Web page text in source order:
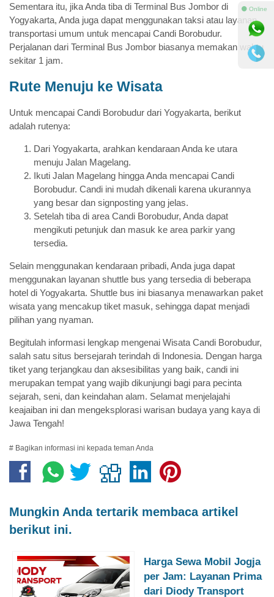
Sementara itu, jika Anda tiba di Terminal Bus Jombor di
Yogyakarta, Anda juga dapat menggunakan taksi atau layanan
transportasi umum untuk mencapai Candi Borobudur.
Perjalanan dari Terminal Bus Jombor biasanya memakan waktu
sekitar 1 jam.
Rute Menuju ke Wisata
Untuk mencapai Candi Borobudur dari Yogyakarta, berikut
adalah rutenya:
Dari Yogyakarta, arahkan kendaraan Anda ke utara
menuju Jalan Magelang.
Ikuti Jalan Magelang hingga Anda mencapai Candi
Borobudur. Candi ini mudah dikenali karena ukurannya
yang besar dan signposting yang jelas.
Setelah tiba di area Candi Borobudur, Anda dapat
mengikuti petunjuk dan masuk ke area parkir yang
tersedia.
Selain menggunakan kendaraan pribadi, Anda juga dapat
menggunakan layanan shuttle bus yang tersedia di beberapa
hotel di Yogyakarta. Shuttle bus ini biasanya menawarkan paket
wisata yang mencakup tiket masuk, sehingga dapat menjadi
pilihan yang nyaman.
Begitulah informasi lengkap mengenai Wisata Candi Borobudur,
salah satu situs bersejarah terindah di Indonesia. Dengan harga
tiket yang terjangkau dan aksesibilitas yang baik, candi ini
merupakan tempat yang wajib dikunjungi bagi para pecinta
sejarah, seni, dan keindahan alam. Selamat menjelajahi
keajaiban ini dan mengeksplorasi warisan budaya yang kaya di
Jawa Tengah!
# Bagikan informasi ini kepada teman Anda
Mungkin Anda tertarik membaca artikel
berikut ini.
Harga Sewa Mobil Jogja
per Jam: Layanan Prima
dari Diody Transport
⚫ Online